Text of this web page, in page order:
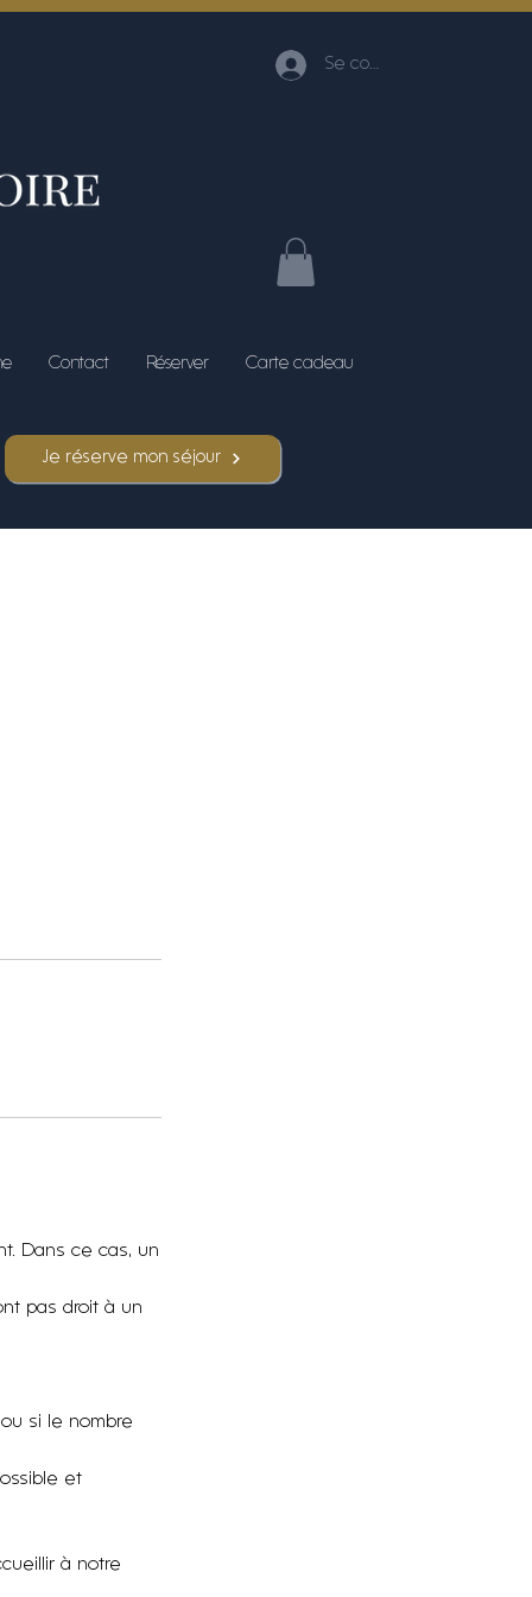
Se connecter
Contact Réserver Carte cadeau
Je réserve mon séjour
Dans ce cas, un
pas droit à un
si le nombre
et
à notre